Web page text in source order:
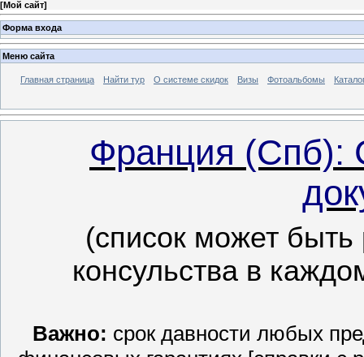
[Мой сайт]
Форма входа
Меню сайта
Главная страница Найти тур О системе скидок Визы Фотоальбомы
Франция (Спб):
(список может
консульства в
Важно: срок давности любых